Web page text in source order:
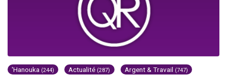
'Hanouka (244) Actualité (287) Argent & Travail (747)